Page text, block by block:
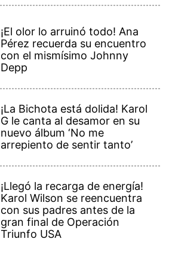
¡El olor lo arruinó todo! Ana
Pérez recuerda su encuentro
con el mismísimo Johnny
Depp
¡La Bichota está dolida! Karol
G le canta al desamor en su
nuevo álbum ‘No me
arrepiento de sentir tanto’
¡Llegó la recarga de energía!
Karol Wilson se reencuentra
con sus padres antes de la
gran final de Operación
Triunfo USA